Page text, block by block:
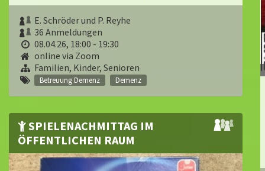
E. Schröder und P. Reyhe
36 Anmeldungen
08.04.26, 18:00 - 19:30
online via Zoom
Familien, Kinder, Senioren
Betreuung Demenz Demenz
SPIELENACHMITTAG IM
ÖFFENTLICHEN RAUM